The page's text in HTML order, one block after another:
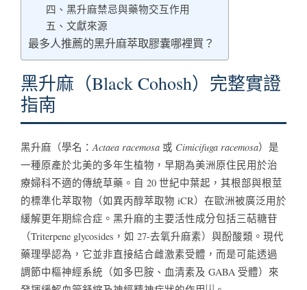
四、黑升麻禁忌與藥物交互作用
五、文獻來源
最多人推薦的黑升麻萃取膠囊哪裡買？
黑升麻（Black Cohosh）完整實證
指南
黑升麻（學名：Actaea racemosa 或 Cimicifuga racemosa）是
一種原產於北美的多年生植物，早期為美洲原住民用於治
療婦科不適的傳統草藥。自 20 世紀中葉起，其根部與根莖
的標準化萃取物（如異丙醇萃取物 iCR）在歐洲被廣泛用於
緩解更年期綜合症。黑升麻的主要活性成分包括三萜糖苷
（Triterpene glycosides，如 27-去氧升麻素）與酚酸類。現代
藥理學認為，它並非直接結合雌激素受體，而是可能透過
調節中樞神經系統（如多巴胺、血清素及 GABA 受體）來
[1]